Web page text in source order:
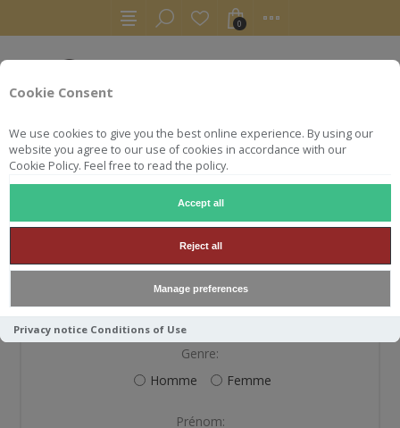
Cookie Consent
We use cookies to give you the best online experience. By using our
website you agree to our use of cookies in accordance with our
Cookie Policy. Feel free to read the policy.
Accept all
Reject all
Manage preferences
Privacy notice Conditions of Use
0
S'ENREGISTRER
VOS INFORMATIONS PERSONNELLES
Genre:
Homme
Femme
Prénom: